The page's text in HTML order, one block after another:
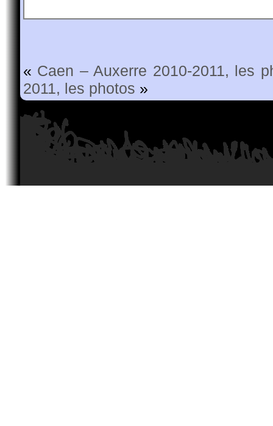
« Caen – Auxerre 2010-2011, les
2011, les photos »